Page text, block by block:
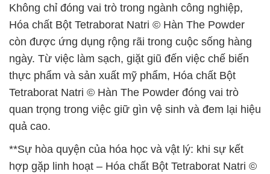
Không chỉ đóng vai trò trong ngành công nghiệp,
Hóa chất Bột Tetraborat Natri © Hàn The Powder
còn được ứng dụng rộng rãi trong cuộc sống hàng
ngày. Từ việc làm sạch, giặt giũ đến việc chế biến
thực phẩm và sản xuất mỹ phẩm, Hóa chất Bột
Tetraborat Natri © Hàn The Powder đóng vai trò
quan trọng trong việc giữ gìn vệ sinh và đem lại hiệu
quả cao.
**Sự hòa quyện của hóa học và vật lý: khi sự kết
hợp gặp linh hoạt – Hóa chất Bột Tetraborat Natri ©